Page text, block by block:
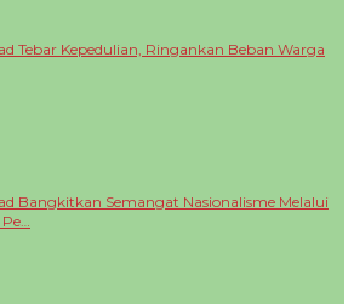
Tebar Kepedulian, Ringankan Beban Warga
Bangkitkan Semangat Nasionalisme Melalui